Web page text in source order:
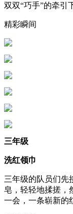
双双“巧手”的牵引
精彩瞬间
三年级
洗红领巾
三年级的队员们先
皂，轻轻地揉搓，
一会，一条崭新的